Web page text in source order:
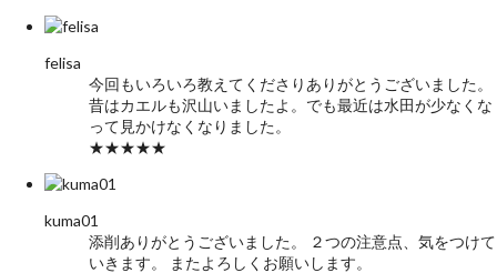
felisa
今回もいろいろ教えてくださりありがとうございました。
昔はカエルも沢山いましたよ。でも最近は水田が少なくな
って見かけなくなりました。
★★★★★
kuma01
添削ありがとうございました。 ２つの注意点、気をつけて
いきます。 またよろしくお願いします。